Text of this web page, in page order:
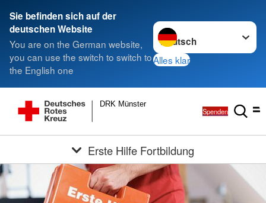
Sie befinden sich auf der
deutschen Website
You are on the German website,
you can use the switch to switch to
the English one
Sprache wechseln zu
Alles klar
DRK Münster
Spenden
Erste Hilfe Fortbildung